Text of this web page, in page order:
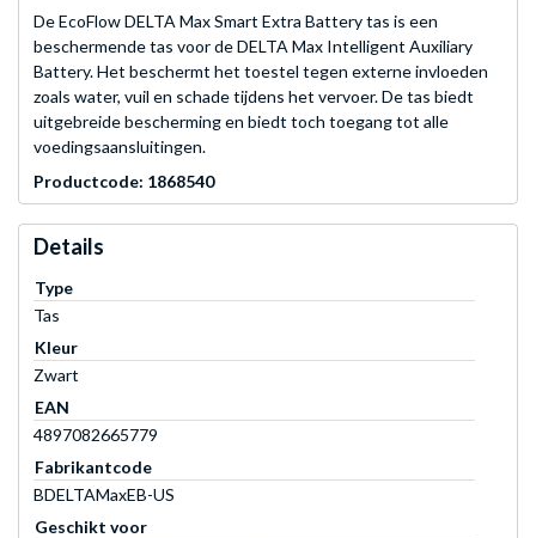
De EcoFlow DELTA Max Smart Extra Battery tas is een
beschermende tas voor de DELTA Max Intelligent Auxiliary
Battery. Het beschermt het toestel tegen externe invloeden
zoals water, vuil en schade tijdens het vervoer. De tas biedt
uitgebreide bescherming en biedt toch toegang tot alle
voedingsaansluitingen.
Productcode: 1868540
Details
Type
Tas
Kleur
Zwart
EAN
4897082665779
Fabrikantcode
BDELTAMaxEB-US
Geschikt voor